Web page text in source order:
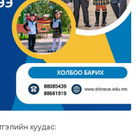
хуудас: